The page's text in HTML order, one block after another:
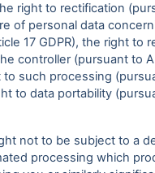
right to rectification
of personal data
17 GDPR), the right to
controller (pursuant to
such processing
to data portability
not to be subject to a
processing which